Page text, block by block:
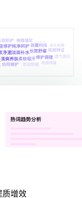
质增效